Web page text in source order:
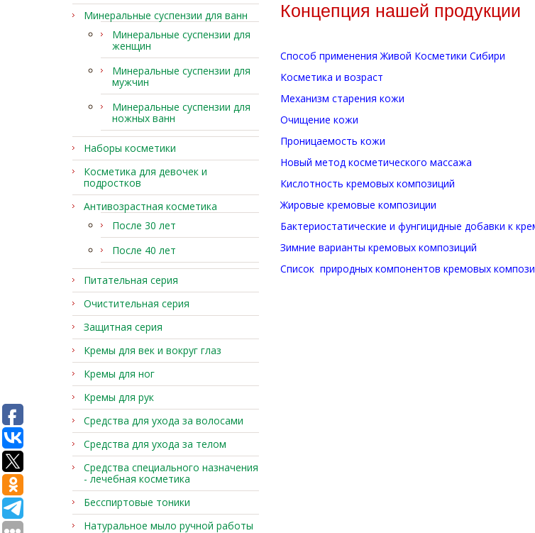
Минеральные суспензии для ванн
Минеральные суспензии для
женщин
Минеральные суспензии для
мужчин
Минеральные суспензии для
ножных ванн
Наборы косметики
Косметика для девочек и
подростков
Антивозрастная косметика
После 30 лет
После 40 лет
Питательная серия
Очистительная серия
Защитная серия
Кремы для век и вокруг глаз
Кремы для ног
Кремы для рук
Средства для ухода за волосами
Средства для ухода за телом
Средства специального назначения
- лечебная косметика
Бесспиртовые тоники
Натуральное мыло ручной работы
Концепция нашей продукции
Способ применения Живой Косметики Сибири
Косметика и возраст
Механизм старения кожи
Очищение кожи
Проницаемость кожи
Новый метод косметического массажа
Кислотность кремовых композиций
Жировые кремовые композиции
Бактериостатические и фунгицидные добавки к
Зимние варианты кремовых композиций
Список природных компонентов кремовых